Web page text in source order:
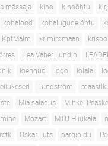
mässaja kino kinoõhtu
kohalood kohalugude õhtu
KptMalm krimiromaan
Lea Vaher Lundin
loengud logo lolala
Lundström
Mia saladus Mihkel Peäske
Mozart MTÜ Hiiukala
Oskar Luts pargipidu